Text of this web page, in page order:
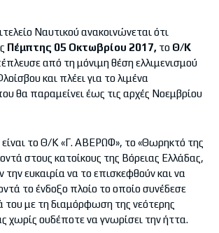
Ναυτικού ανακοινώνεται ότι
Πέμπτης 05 Οκτωβρίου 2017, το Θ/Κ
από τη μόνιμη θέση ελλιμενισμού
και πλέει για το λιμένα
θα παραμείνει έως τις αρχές Νοεμβρίου
το Θ/Κ «Γ. ΑΒΕΡΩΦ», το «Θωρηκτό της
στους κατοίκους της Βόρειας Ελλάδας,
την ευκαιρία να το επισκεφθούν και να
το ένδοξο πλοίο το οποίο συνέδεσε
του με τη διαμόρφωση της νεότερης
χωρίς ουδέποτε να γνωρίσει την ήττα.